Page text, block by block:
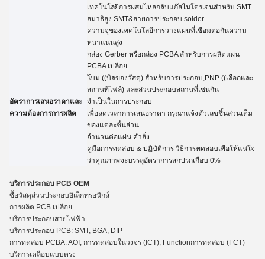
เทคโนโลยีการผสมไหลกลับแก๊สไนโตรเจนสําหรับ SMT
สมาธิสูง SMT&สายการประกอบ solder
ความจุของเทคโนโลยีการวางแผ่นที่เชื่อมต่อกันความ
หนาแน่นสูง
อัตราการเสนอราคาและ
ความต้องการการผลิต
กล่อง Gerber หรือกล่อง PCBA สําหรับการผลิตแผ่น
PCBA เปลือย
โบม ((บิลของวัสดุ) สําหรับการประกอบ,PNP ((เลือกและ
สถานที่ไฟล์) และส่วนประกอบสถานที่เช่นกัน
จําเป็นในการประกอบ
เพื่อลดเวลาการเสนอราคา กรุณาแจ้งตัวเลขชิ้นส่วนเต็ม
ของแต่ละชิ้นส่วน
จํานวนต่อแผ่น คําสั่ง
คู่มือการทดสอบ & ปฏิบัติการ วิธีการทดสอบเพื่อให้แน่ใจ
ว่าคุณภาพจะบรรลุอัตราการสกปรกเกือบ 0%
บริการประกอบ PCB OEM
ซื้อวัสดุส่วนประกอบอิเล็กทรอนิกส์
การผลิต PCB เปลือย
บริการประกอบสายไฟฟ้า
บริการประกอบ PCB: SMT, BGA, DIP
การทดสอบ PCBA: AOI, การทดสอบในวงจร (ICT), Functionการทดสอบ (FCT)
บริการเคลือบแบบตรง